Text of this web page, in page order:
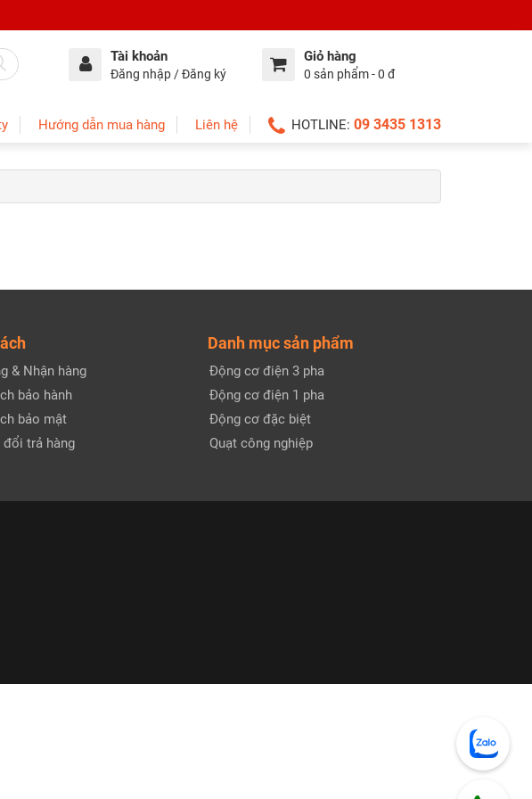
Tài khoản
Đăng nhập / Đăng ký
Giỏ hàng
0 sản phẩm - 0 đ
Hướng dẫn mua hàng Liên hệ HOTLINE: 09 3435 1313
& Nhận hàng
bảo hành
bảo mật
đổi trả hàng
Danh mục sản phẩm
Động cơ điện 3 pha
Động cơ điện 1 pha
Động cơ đặc biệt
Quạt công nghiệp